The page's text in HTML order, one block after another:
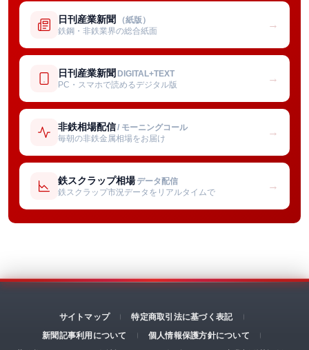
日刊産業新聞 （紙版）
鉄鋼・非鉄業界の総合紙面
→
日刊産業新聞 DIGITAL+TEXT
PC・スマホで読めるデジタル版
→
非鉄相場配信/ モーニングコール
毎朝の非鉄金属相場をお届け
→
鉄スクラップ相場 データ配信
鉄スクラップ市況データをリアルタイムで
→
サイトマップ
特定商取引法に基づく表記
新聞記事利用について
個人情報保護方針について